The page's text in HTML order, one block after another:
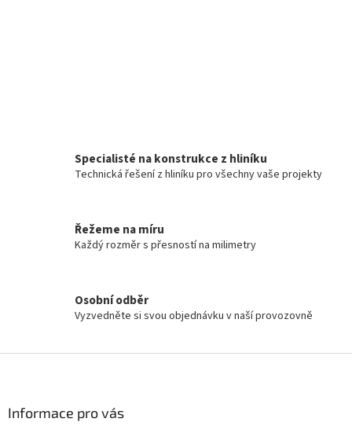
Specialisté na konstrukce z hliníku
Technická řešení z hliníku pro všechny vaše projekty
Řežeme na míru
Každý rozměr s přesností na milimetry
Osobní odběr
Vyzvedněte si svou objednávku v naší provozovně
Informace pro vás